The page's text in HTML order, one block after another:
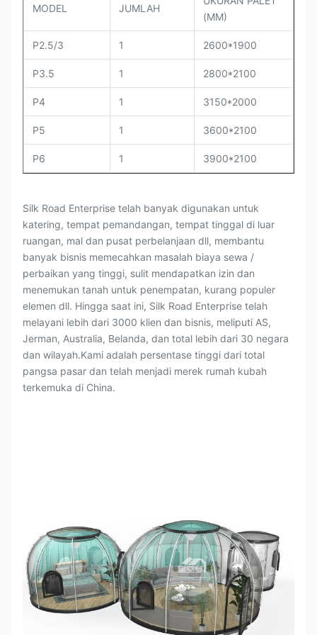
MODEL JUMLAH
(MM)
P2.5/3 1 2600*1900
P3.5 1 2800*2100
P4 1 3150*2000
P5 1 3600*2100
P6 1 3900*2100
Silk Road Enterprise telah banyak digunakan untuk
katering, tempat pemandangan, tempat tinggal di luar
ruangan, mal dan pusat perbelanjaan dll, membantu
banyak bisnis memecahkan masalah biaya sewa /
perbaikan yang tinggi, sulit mendapatkan izin dan
menemukan tanah untuk penempatan, kurang populer
elemen dll. Hingga saat ini, Silk Road Enterprise telah
melayani lebih dari 3000 klien dan bisnis, meliputi AS,
Jerman, Australia, Belanda, dan total lebih dari 30 negara
dan wilayah.Kami adalah persentase tinggi dari total
pangsa pasar dan telah menjadi merek rumah kubah
terkemuka di China.